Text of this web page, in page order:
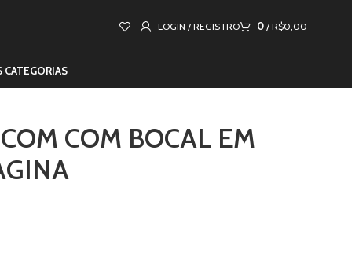
LOGIN / REGISTRO 0 / R$0,00
CATEGORIAS
COM BOCAL EM